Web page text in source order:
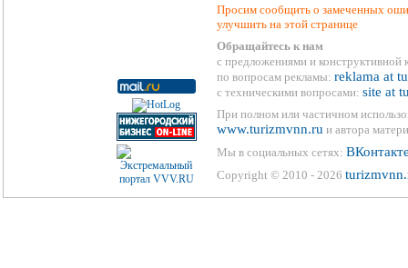
Просим сообщить о замеченных
улучшить на этой странице
Обращайтесь к нам
с предложениями и конструктивной
по вопросам рекламы: reklama at
с техническими вопросами: site at
При полном или частичном
www.turizmvnn.ru и автора
Мы в социальных сетях:
Copyright © 2010 - 2026